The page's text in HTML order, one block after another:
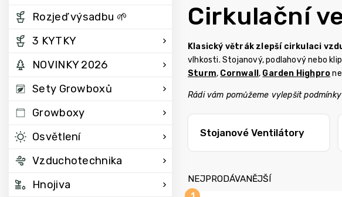
Rozjeď výsadbu 🌱
3 KYTKY
NOVINKY 2026
Sety Growboxů
Growboxy
Osvětlení
Vzduchotechnika
Hnojiva
Cirkulační
Klasický větrák zlepší cirkulaci
vlhkosti. Stojanový, podlahový nebo
Sturm, Cornwall, Garden Highpro
Rádi vám pomůžeme vylepšit
Stojanové Ventilátory
NEJPRODÁVANĚJŠÍ